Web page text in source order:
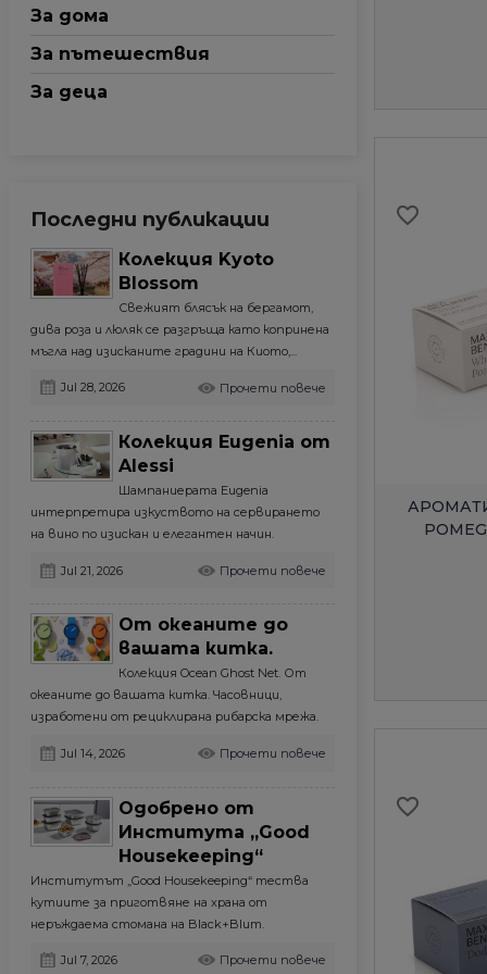
За дома
За пътешествия
За деца
Последни публикации
Колекция Kyoto
Blossom
Свежият блясък на бергамот,
дива роза и люляк се разгръща като копринена
мъгла над изисканите градини на Киото,...
Jul 28, 2026 Прочети повече
Колекция Eugenia от
Alessi
Шампаниерата Eugenia
интерпретира изкуството на сервирането
на вино по изискан и елегантен начин.
Jul 21, 2026 Прочети повече
От океаните до
вашата китка.
Колекция Ocean Ghost Net. От
океаните до вашата китка. Часовници,
изработени от рециклирана рибарска мрежа.
Jul 14, 2026 Прочети повече
Одобрено от
Института „Good
Housekeeping“
Институтът „Good Housekeeping“ тества
кутиите за приготвяне на храна от
неръждаема стомана на Black+Blum.
Jul 7, 2026 Прочети повече
favorite_border
favorite_border